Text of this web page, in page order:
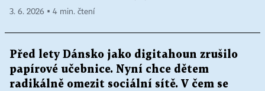
3. 6. 2026 ▪ 4 min. čtení
Před lety Dánsko jako digitahoun zrušilo
papírové učebnice. Nyní chce dětem
radikálně omezit sociální sítě. V čem se